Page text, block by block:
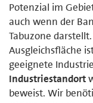
Potenzial im
auch wenn der
Tabuzone
Ausgleichsfläche
geeignete
Industriestandort
beweist. Wir